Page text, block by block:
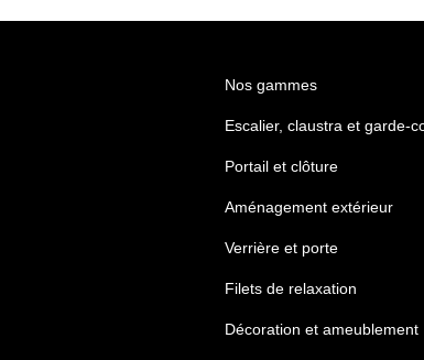
Nos gammes
Escalier, claustra et garde-
Portail et clôture
Aménagement extérieur
Verrière et porte
Filets de relaxation
Décoration et ameublement